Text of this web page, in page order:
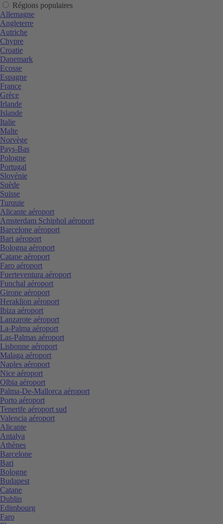
Régions populaires
Allemagne
Angleterre
Autriche
Chypre
Croatie
Danemark
Ecosse
Espagne
France
Grèce
Irlande
Islande
Italie
Malte
Norvège
Pays-Bas
Pologne
Portugal
Slovénie
Suède
Suisse
Turquie
Alicante aéroport
Amsterdam Schiphol aéroport
Barcelone aéroport
Bari aéroport
Bologna aéroport
Catane aéroport
Faro aéroport
Fuerteventura aéroport
Funchal aéroport
Girone aéroport
Heraklion aéroport
Ibiza aéroport
Lanzarote aéroport
La-Palma aéroport
Las-Palmas aéroport
Lisbonne aéroport
Malaga aéroport
Naples aéroport
Nice aéroport
Olbia aéroport
Palma-De-Mallorca aéroport
Porto aéroport
Tenerife aéroport sud
Valencia aéroport
Alicante
Antalya
Athènes
Barcelone
Bari
Bologne
Budapest
Catane
Dublin
Edimbourg
Faro